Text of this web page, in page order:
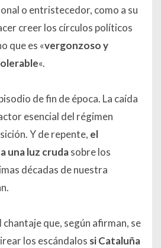
o entristecedor, como a su
creer los círculos políticos
que es «vergonzoso y
«.
de fin de época. La caída
esencial del régimen
Y de repente, el
una luz crudasobre los
décadas de nuestra
que, según afirman, se
los escándalos si Cataluña